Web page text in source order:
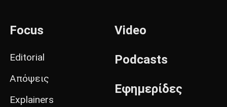
Focus
Editorial
Απόψεις
Explainers
Video
Podcasts
Εφημερίδες